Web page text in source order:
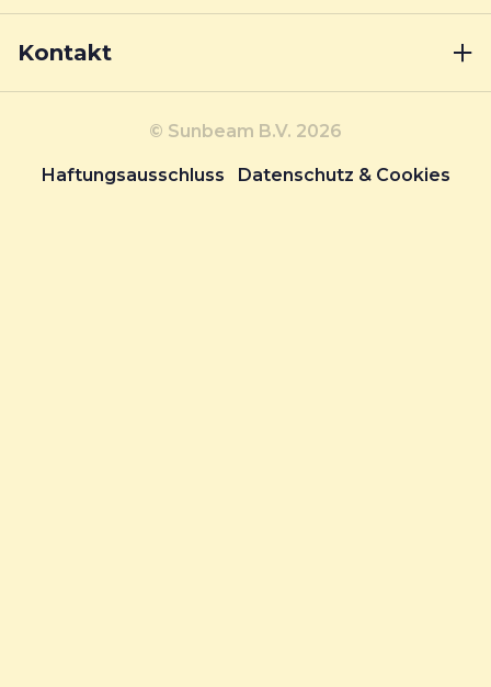
Kontakt
© Sunbeam B.V. 2026
Haftungsausschluss Datenschutz & Cookies